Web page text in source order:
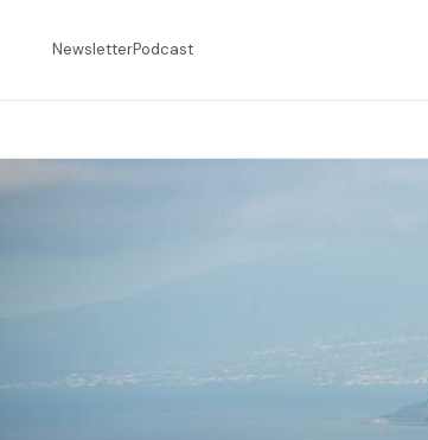
NewsletterPodcast